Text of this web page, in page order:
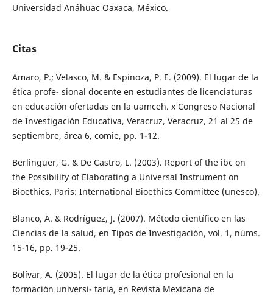
Universidad Anáhuac Oaxaca, México.
Citas
Amaro, P.; Velasco, M. & Espinoza, P. E. (2009). El lugar de la
ética profe- sional docente en estudiantes de licenciaturas
en educación ofertadas en la uamceh. x Congreso Nacional
de Investigación Educativa, Veracruz, Veracruz, 21 al 25 de
septiembre, área 6, comie, pp. 1-12.
Berlinguer, G. & De Castro, L. (2003). Report of the ibc on
the Possibility of Elaborating a Universal Instrument on
Bioethics. Paris: International Bioethics Committee (unesco).
Blanco, A. & Rodríguez, J. (2007). Método científico en las
Ciencias de la salud, en Tipos de Investigación, vol. 1, núms.
15-16, pp. 19-25.
Bolívar, A. (2005). El lugar de la ética profesional en la
formación universi- taria, en Revista Mexicana de